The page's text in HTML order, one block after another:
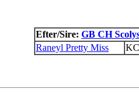
Efter/Sire: GB CH
Raneyl Pretty Miss